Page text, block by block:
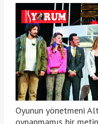
Oyunun yönetmeni